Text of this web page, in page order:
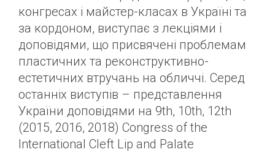
конгресах і майстер-класах в Україні та
за кордоном, виступає з лекціями і
доповідями, що присвячені проблемам
пластичних та реконструктивно-
естетичних втручань на обличчі. Серед
останніх виступів – представлення
України доповідями на 9th, 10th, 12th
(2015, 2016, 2018) Congress of the
International Cleft Lip and Palate